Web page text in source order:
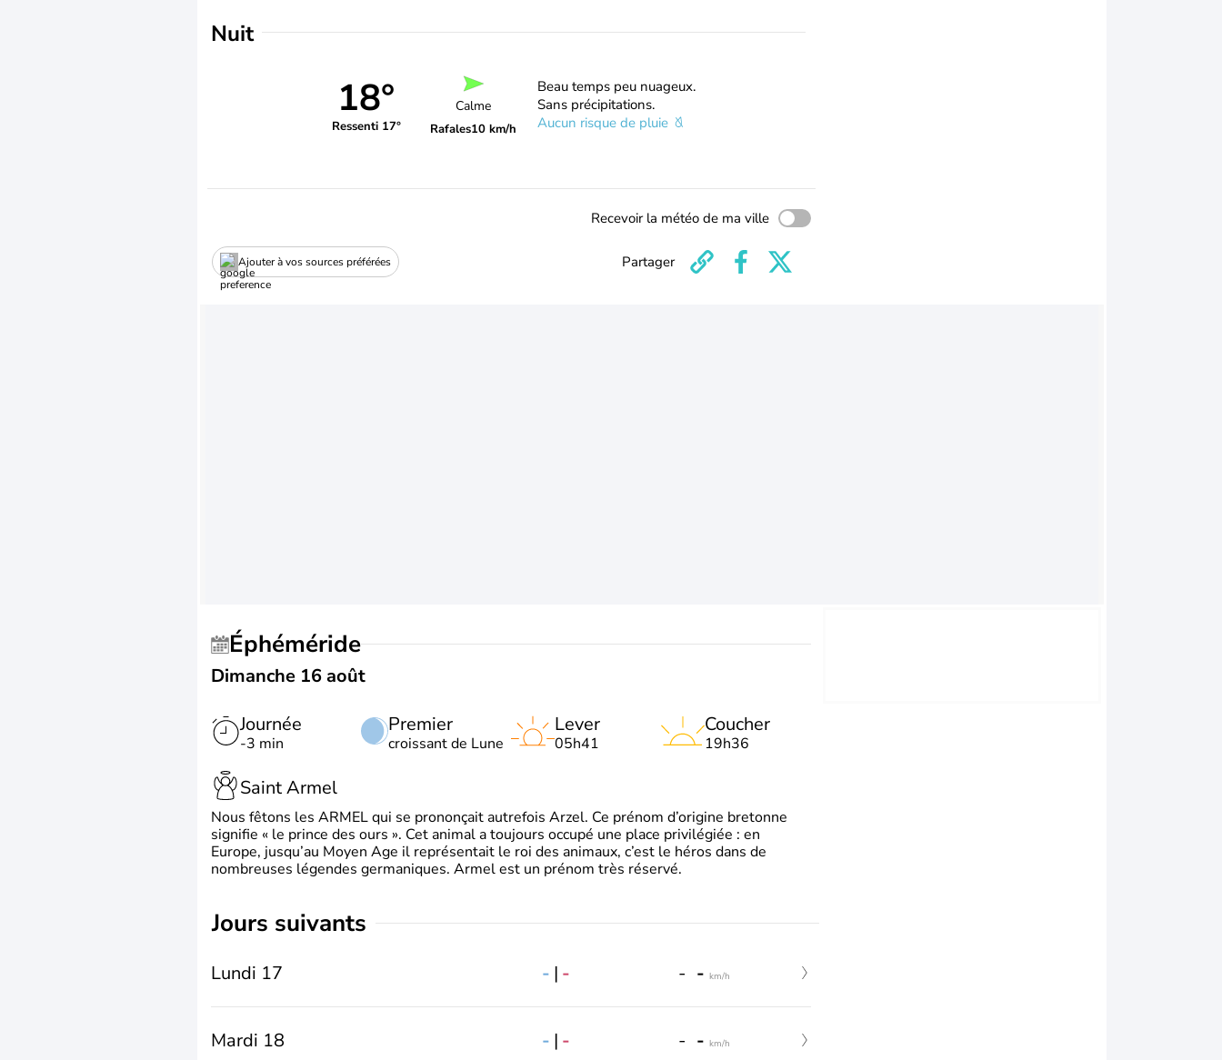
Nuit
18°
Ressenti 17°
Calme
Rafales10 km/h
Beau temps peu nuageux.
Sans précipitations.
Aucun risque de pluie
Recevoir la météo de ma ville
Ajouter à vos sources préférées Partager
Éphéméride
Dimanche 16 août
Journée
-3 min
Premier
croissant de Lune
Lever
05h41
Coucher
19h36
Saint Armel
Nous fêtons les ARMEL qui se prononçait autrefois Arzel. Ce prénom d’origine bretonne
signifie « le prince des ours ». Cet animal a toujours occupé une place privilégiée : en
Europe, jusqu’au Moyen Age il représentait le roi des animaux, c’est le héros dans de
nombreuses légendes germaniques. Armel est un prénom très réservé.
jours suivants
Lundi 17 - | - - - km/h
Mardi 18 - | - - - km/h